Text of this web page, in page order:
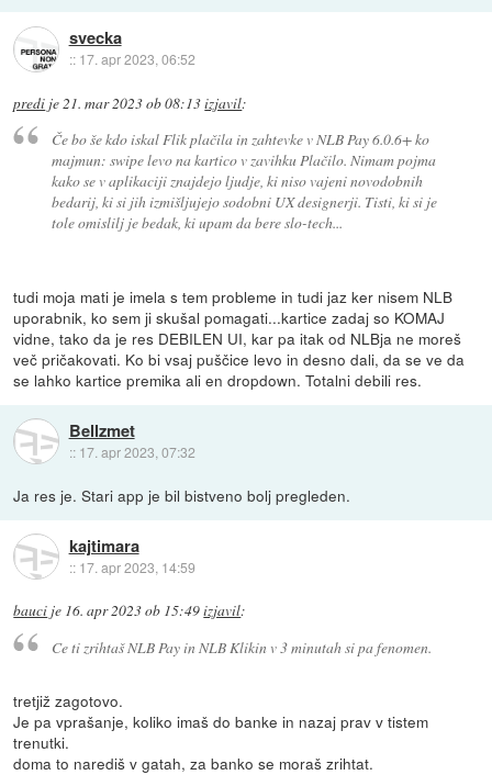
svecka
:: 17. apr 2023, 06:52
predi je21. mar 2023 ob 08:13izjavil:
Če bo še kdo iskal Flik plačila in zahtevke v NLB Pay 6.0.6+ ko
majmun: swipe levo na kartico v zavihku Plačilo. Nimam pojma
kako se v aplikaciji znajdejo ljudje, ki niso vajeni novodobnih
bedarij, ki si jih izmišljujejo sodobni UX designerji. Tisti, ki si je
tole omislilj je bedak, ki upam da bere slo-tech...
tudi moja mati je imela s tem probleme in tudi jaz ker nisem NLB
uporabnik, ko sem ji skušal pomagati...kartice zadaj so KOMAJ
vidne, tako da je res DEBILEN UI, kar pa itak od NLBja ne moreš
več pričakovati. Ko bi vsaj puščice levo in desno dali, da se ve da
se lahko kartice premika ali en dropdown. Totalni debili res.
Bellzmet
:: 17. apr 2023, 07:32
Ja res je. Stari app je bil bistveno bolj pregleden.
kajtimara
:: 17. apr 2023, 14:59
bauci je 16. apr 2023 ob 15:49izjavil:
Ce ti zrihtaš NLB Pay in NLB Klikin v 3 minutah si pa fenomen.
tretjiž zagotovo.
Je pa vprašanje, koliko imaš do banke in nazaj prav v tistem
trenutki.
doma to narediš v gatah, za banko se moraš zrihtat.